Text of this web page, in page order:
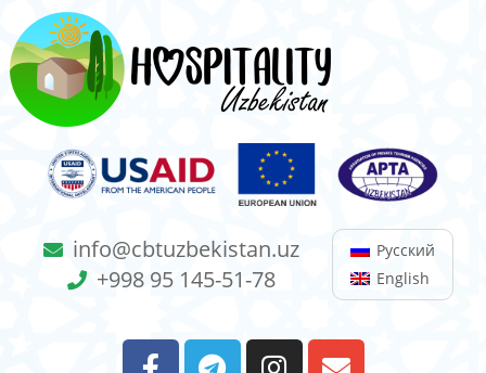
info@cbtuzbekistan.uz
+998 95 145-51-78
Русский
English